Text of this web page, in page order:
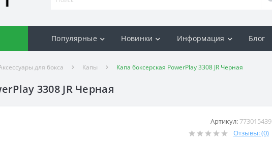
Популярные Новинки Информация Блог
для бокса Капы Капа боксерская PowerPlay 3308 JR Черная
3308 JR Черная
Артикул:773015439
Отзывы: (0)